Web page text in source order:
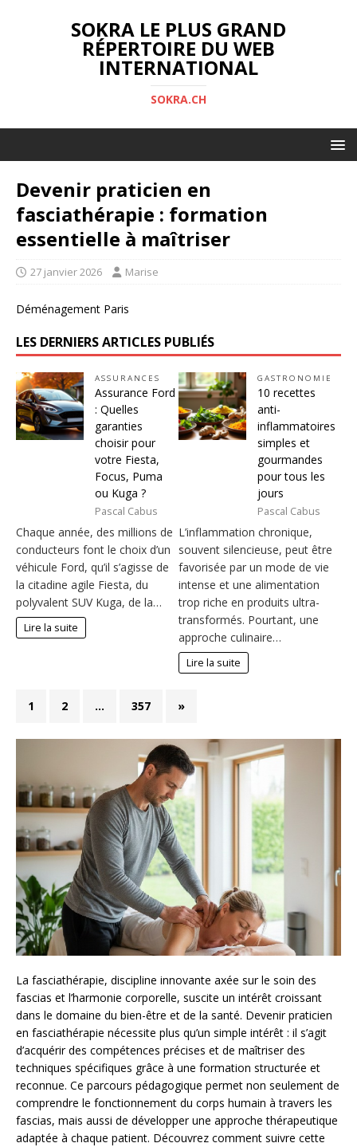
SOKRA LE PLUS GRAND
RÉPERTOIRE DU WEB
INTERNATIONAL
SOKRA.CH
Devenir praticien en
fasciathérapie : formation
essentielle à maîtriser
27 janvier 2026 Marise
Déménagement Paris
LES DERNIERS ARTICLES PUBLIÉS
ASSURANCES
Assurance Ford
: Quelles
garanties
choisir pour
votre Fiesta,
Focus, Puma
ou Kuga ?
Pascal Cabus
Chaque année, des millions de
conducteurs font le choix d’un
véhicule Ford, qu’il s’agisse de
la citadine agile Fiesta, du
polyvalent SUV Kuga, de la…
Lire la suite
GASTRONOMIE
10 recettes
anti-
inflammatoires
simples et
gourmandes
pour tous les
jours
Pascal Cabus
L’inflammation chronique,
souvent silencieuse, peut être
favorisée par un mode de vie
intense et une alimentation
trop riche en produits ultra-
transformés. Pourtant, une
approche culinaire…
Lire la suite
1 2 … 357 »
La fasciathérapie, discipline innovante axée sur le soin des
fascias et l’harmonie corporelle, suscite un intérêt croissant
dans le domaine du bien-être et de la santé. Devenir praticien
en fasciathérapie nécessite plus qu’un simple intérêt : il s’agit
d’acquérir des compétences précises et de maîtriser des
techniques spécifiques grâce à une formation structurée et
reconnue. Ce parcours pédagogique permet non seulement de
comprendre le fonctionnement du corps humain à travers les
fascias, mais aussi de développer une approche thérapeutique
adaptée à chaque patient. Découvrez comment suivre cette